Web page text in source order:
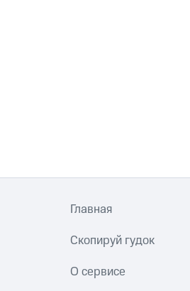
Главная
Скопируй гудок
О сервисе